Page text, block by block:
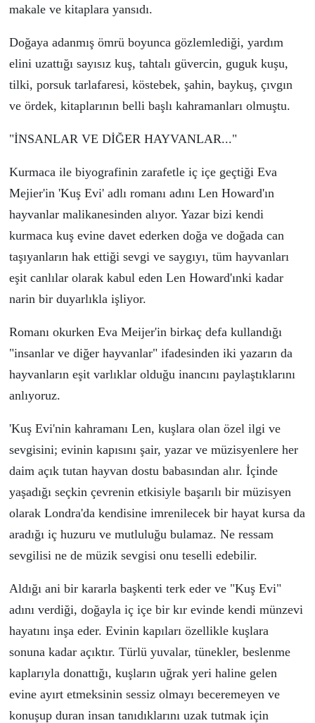
makale ve kitaplara yansıdı.
Doğaya adanmış ömrüboyunca gözlemlediği, yardım
elini uzattığı sayısız kuş, tahtalı güvercin, guguk kuşu,
tilki, porsuk tarlafaresi, köstebek, şahin, baykuş, çıvgın
ve ördek, kitaplarının belli başlı kahramanları olmuştu.
"İNSANLAR VE DİĞER HAYVANLAR..."
Kurmaca ile biyografinin zarafetle içiçe geçtiği Eva
Mejier'in 'Kuş Evi' adlı romanı adını Len Howard'ın
hayvanlar malikanesinden alıyor. Yazar bizi kendi
kurmaca kuş evine davet ederken doğa ve doğada can
taşıyanların hak ettiği sevgi ve saygıyı, tüm hayvanları
eşit canlılar olarak kabul eden Len Howard'ınki kadar
narin bir duyarlıkla işliyor.
Romanı okurken Eva Meijer'in birkaçdefa kullandığı
"insanlar ve diğer hayvanlar" ifadesinden iki yazarın da
hayvanların eşit varlıklar olduğu inancını paylaştıklarını
anlıyoruz.
'Kuş Evi'nin kahramanı Len, kuşlara olan özel ilgi ve
sevgisini; evinin kapısını şair, yazar ve müzisyenlere her
daim açık tutan hayvan dostu babasından alır. İçinde
yaşadığı seçkin çevrenin etkisiyle başarılı bir müzisyen
olarak Londra'da kendisine imrenilecek bir hayat kursa da
aradığı içhuzuru ve mutluluğu bulamaz. Ne ressam
sevgilisi ne de müzik sevgisi onu teselli edebilir.
Aldığı ani bir kararla başkenti terk eder ve "Kuş Evi"
adını verdiği, doğayla içiçe bir kır evinde kendi münzevi
hayatını inşa eder. Evinin kapıları özellikle kuşlara
sonuna kadar açıktır. Türlüyuvalar, tünekler, beslenme
kaplarıyla donattığı, kuşların uğrak yeri haline gelen
evine ayırt etmeksinin sessiz olmayı beceremeyen ve
konuşup duran insan tanıdıklarını uzak tutmak için